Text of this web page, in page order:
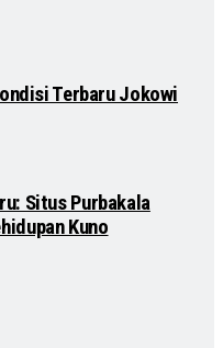
Terbaru Jokowi
Situs Purbakala
Kuno